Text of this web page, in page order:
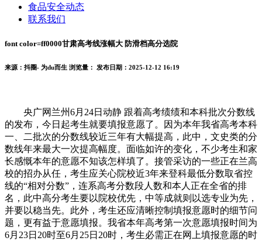
食品安全动态
联系我们
font color=ff0000甘肃高考线涨幅大 防滑档高分选院
来源：抖圈- 为du而生 浏览量： 发布日期：2025-12-12 16:19
央广网兰州6月24日动静 跟着高考绩绩和本科批次分数线
的发布，今日起考生就要填报意愿了。因为本年我省高考本科
一、二批次的分数线较近三年有大幅提高，此中，文史类的分
数线年来最大一次提高幅度。面临如许的变化，不少考生和家
长感慨本年的意愿不知该怎样填了。接管采访的一些正在兰高
校的招办从任，考生应关心院校近3年来登科最低分数取省控
线的“相对分数”，连系高考分数段人数和本人正在全省的排
名，此中高分考生要以院校优先，中等成就则以选专业为先，
并要以稳当先。此外，考生还应清晰控制填报意愿时的细节问
题，更有益于意愿填报。我省本年高考第一次意愿填报时间为
6月23日20时至6月25日20时，考生必需正在网上填报意愿的时